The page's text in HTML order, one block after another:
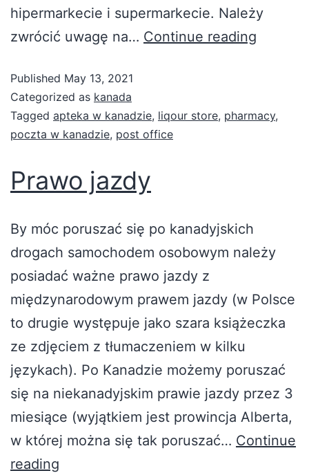
hipermarkecie i supermarkecie. Należy
zwrócić uwagę na… Continue reading
Published May 13, 2021
Categorized as kanada
Tagged apteka w kanadzie, liqour store, pharmacy,
poczta w kanadzie, post office
Prawo jazdy
By móc poruszać się po kanadyjskich
drogach samochodem osobowym należy
posiadać ważne prawo jazdy z
międzynarodowym prawem jazdy (w Polsce
to drugie występuje jako szara książeczka
ze zdjęciem z tłumaczeniem w kilku
językach). Po Kanadzie możemy poruszać
się na niekanadyjskim prawie jazdy przez 3
miesiące (wyjątkiem jest prowincja Alberta,
w której można się tak poruszać… Continue
reading